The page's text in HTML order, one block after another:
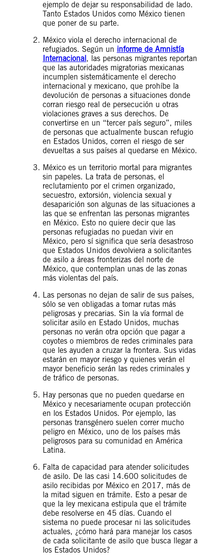
ejemplo de dejar su responsabilidad de lado.
Tanto Estados Unidos como México tienen
que poner de su parte.
México viola el derecho internacional de
refugiados. Según un informe de Amnistía
Internacional, las personas migrantes reportan
que las autoridades migratorias mexicanas
incumplen sistemáticamente el derecho
internacional y mexicano, que prohíbe la
devolución de personas a situaciones donde
corran riesgo real de persecución u otras
violaciones graves a sus derechos. De
convertirse en un “tercer país seguro”, miles
de personas que actualmente buscan refugio
en Estados Unidos, corren el riesgo de ser
devueltas a sus países al quedarse en México.
México es un territorio mortal para migrantes
sin papeles. La trata de personas, el
reclutamiento por el crimen organizado,
secuestro, extorsión, violencia sexual y
desaparición son algunas de las situaciones a
las que se enfrentan las personas migrantes
en México. Esto no quiere decir que las
personas refugiadas no puedan vivir en
México, pero sí significa que sería desastroso
que Estados Unidos devolviera a solicitantes
de asilo a áreas fronterizas del norte de
México, que contemplan unas de las zonas
más violentas del país.
Las personas no dejan de salir de sus países,
sólo se ven obligadas a tomar rutas más
peligrosas y precarias. Sin la vía formal de
solicitar asilo en Estado Unidos, muchas
personas no verán otra opción que pagar a
coyotes o miembros de redes criminales para
que les ayuden a cruzar la frontera. Sus vidas
estarán en mayor riesgo y quienes verán el
mayor beneficio serán las redes criminales y
de tráfico de personas.
Hay personas que no pueden quedarse en
México y necesariamente ocupan protección
en los Estados Unidos. Por ejemplo, las
personas transgénero suelen correr mucho
peligro en México, uno de los países más
peligrosos para su comunidad en América
Latina.
Falta de capacidad para atender solicitudes
de asilo. De las casi 14.600 solicitudes de
asilo recibidas por México en 2017, más de
la mitad siguen en trámite. Esto a pesar de
que la ley mexicana estipula que el trámite
debe resolverse en 45 días. Cuando el
sistema no puede procesar ni las solicitudes
actuales, ¿cómo hará para manejar los casos
de cada solicitante de asilo que busca llegar a
los Estados Unidos?